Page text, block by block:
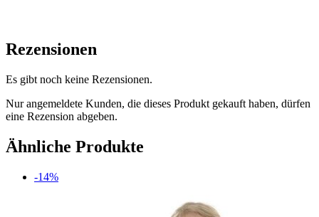
Rezensionen
Es gibt noch keine Rezensionen.
Nur angemeldete Kunden, die dieses Produkt gekauft haben, dürfen
eine Rezension abgeben.
Ähnliche Produkte
-14%